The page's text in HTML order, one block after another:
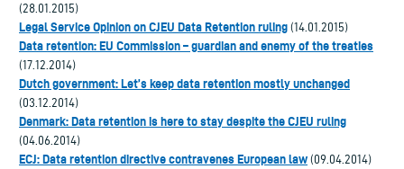
(28.01.2015)
Legal Service Opinion on CJEU Data Retention ruling (14.01.2015)
Data retention: EU Commission – guardian and enemy of the treaties
(17.12.2014)
Dutch government: Let’s keep data retention mostly unchanged
(03.12.2014)
Denmark: Data retention is here to stay despite the CJEU ruling
(04.06.2014)
ECJ: Data retention directive contravenes European law (09.04.2014)